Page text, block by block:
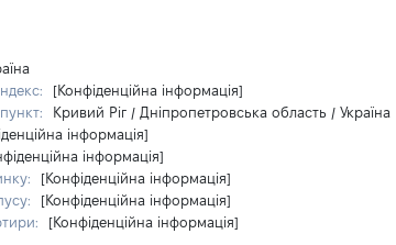
[Конфіденційна інформація]
Кривий Ріг / Дніпропетровська область / Україна
інформація]
інформація]
[Конфіденційна інформація]
[Конфіденційна інформація]
[Конфіденційна інформація]